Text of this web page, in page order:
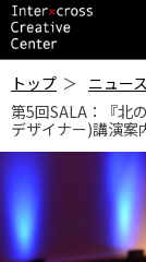
ICC
-インターク
ロス・クリエ
イティブ・セ
ンター-
トップ ニュース
第5回SALA：『北
デザイナー)講演